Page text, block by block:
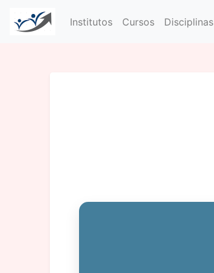
Institutos Cursos Disciplinas